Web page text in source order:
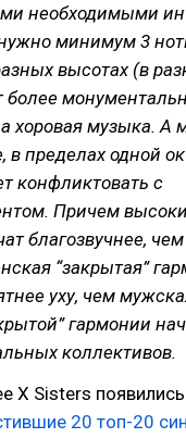
необходимыми
минимум 3
высотах (в
более
хоровая музыка. А
пределах одной
конфликтовать с
Причем
благозвучнее,
“закрытая”
уху, чем
гармонии
коллективов.
X Sisters
20 топ-20